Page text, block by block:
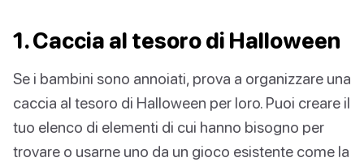
1. Caccia al tesoro di Halloween
Se i bambini sono annoiati, prova a organizzare una
caccia al tesoro di Halloween per loro. Puoi creare il
tuo elenco di elementi di cui hanno bisogno per
trovare o usarne uno da un gioco esistente come la